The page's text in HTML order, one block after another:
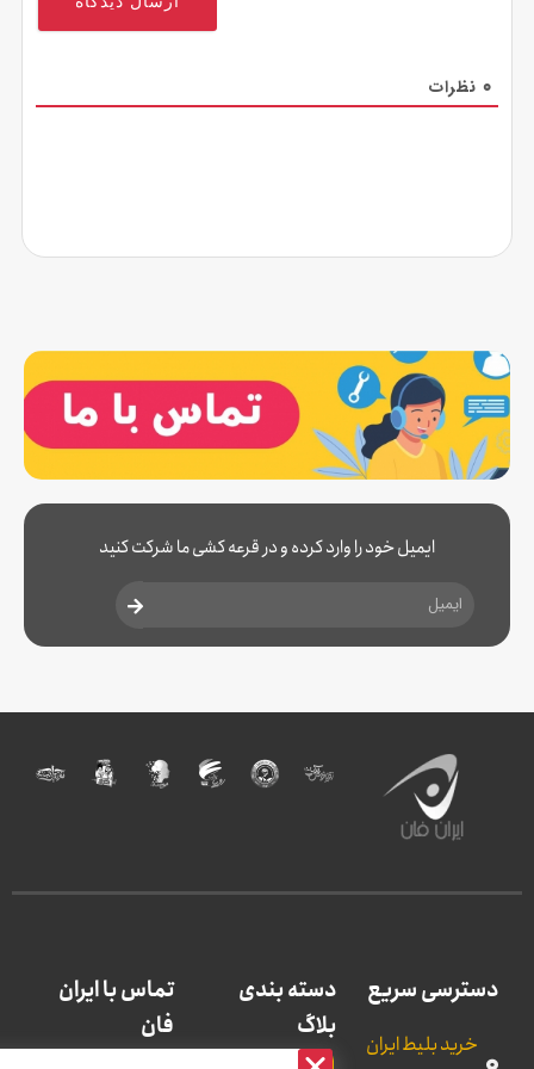
0 نظرات
ایمیل خود را وارد کرده و در قرعه کشی ما شرکت کنید
دسترسی سریع
خرید بلیط ایران
دسته بندی
بلاگ
تماس با ایران
فان